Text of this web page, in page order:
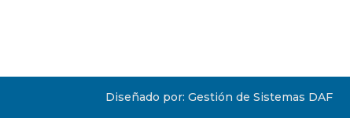
Diseñado por: Gestión de Sistemas DAF